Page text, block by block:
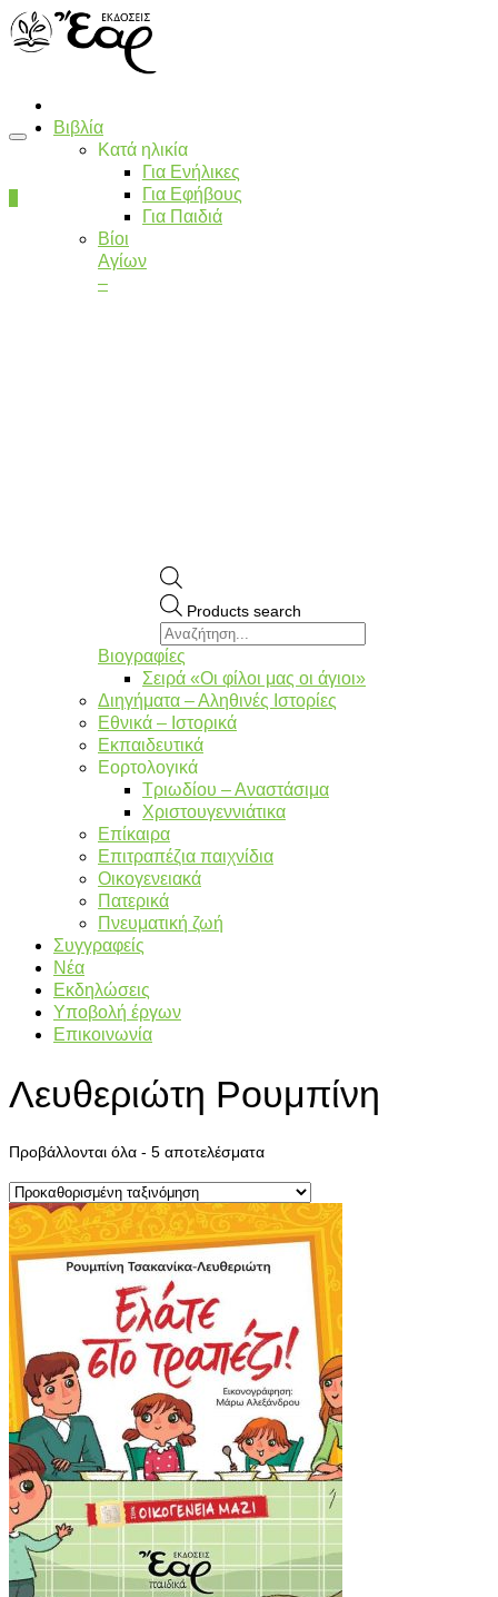
Products search
Βιβλία
Κατά ηλικία
Για Ενήλικες
Για Εφήβους
Για Παιδιά
Βίοι
Αγίων
–
Βιογραφίες
Σειρά «Οι φίλοι μας οι άγιοι»
Διηγήματα – Αληθινές Ιστορίες
Εθνικά – Ιστορικά
Εκπαιδευτικά
Εορτολογικά
Τριωδίου – Αναστάσιμα
Χριστουγεννιάτικα
Επίκαιρα
Επιτραπέζια παιχνίδια
Οικογενειακά
Πατερικά
Πνευματική ζωή
Συγγραφείς
Νέα
Εκδηλώσεις
Υποβολή έργων
Επικοινωνία
Λευθεριώτη Ρουμπίνη
Προβάλλονται όλα - 5 αποτελέσματα